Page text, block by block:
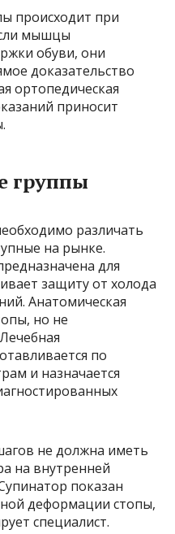
происходит при
мышцы
обуви, они
доказательство
ортопедическая
приносит
группы
различать
на рынке.
для
защиту от холода
Анатомическая
но не
по
и назначается
не должна иметь
на внутренней
показан
деформации стопы,
специалист.